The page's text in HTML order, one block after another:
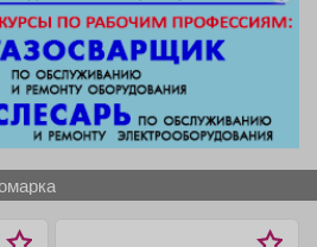
Быстро, качественно,
недорого! Точная стоимость
ремонта определяется после